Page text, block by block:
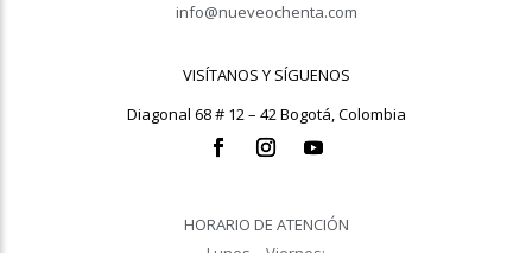
info@nueveochenta.com
VISÍTANOS Y SÍGUENOS
Diagonal 68 # 12 – 42 Bogotá, Colombia
HORARIO DE ATENCIÓN